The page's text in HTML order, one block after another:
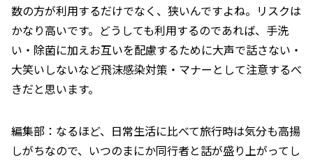
数の方が利用するだけでなく、狭いんですよね。リスクは
かなり高いです。どうしても利用するのであれば、手洗
い・除菌に加えお互いを配慮するために大声で話さない・
大笑いしないなど飛沫感染対策・マナーとして注意するべ
きだと思います。
編集部：なるほど、日常生活に比べて旅行時は気分も高揚
しがちなので、いつのまにか同行者と話が盛り上がってし